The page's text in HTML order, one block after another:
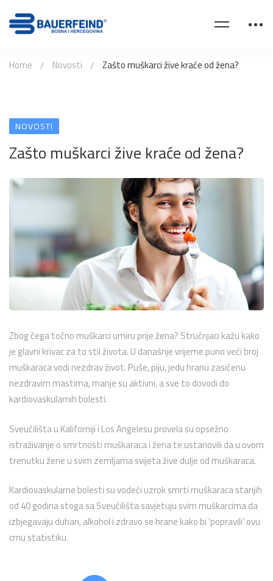
Home Novosti Zašto muškarci žive kraće od žena?
NOVOSTI
Zašto muškarci žive kraće od žena?
Zbog čega točno muškarci umiru prije žena? Stručnjaci kažu kako
je glavni krivac za to stil života. U današnje vrijeme puno veći broj
muškaraca vodi nezdrav život. Puše, piju, jedu hranu zasićenu
nezdravim mastima, manje su aktivni, a sve to dovodi do
kardiovaskularnih bolesti.
Sveučilišta u Kaliforniji i Los Angelesu provela su opsežno
istraživanje o smrtnosti muškaraca i žena te ustanovili da u ovom
trenutku žene u svim zemljama svijeta žive dulje od muškaraca.
Kardiovaskularne bolesti su vodeći uzrok smrti muškaraca starijih
od 40 godina stoga sa Sveučilišta savjetuju svim muškarcima da
izbjegavaju duhan, alkohol i zdravo se hrane kako bi ‘popravili’ ovu
crnu statistiku.